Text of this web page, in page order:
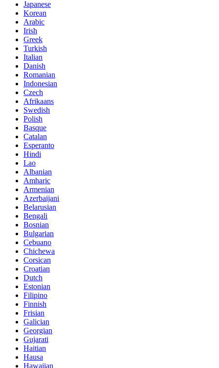
Japanese
Korean
Arabic
Irish
Greek
Turkish
Italian
Danish
Romanian
Indonesian
Czech
Afrikaans
Swedish
Polish
Basque
Catalan
Esperanto
Hindi
Lao
Albanian
Amharic
Armenian
Azerbaijani
Belarusian
Bengali
Bosnian
Bulgarian
Cebuano
Chichewa
Corsican
Croatian
Dutch
Estonian
Filipino
Finnish
Frisian
Galician
Georgian
Gujarati
Haitian
Hausa
Hawaiian